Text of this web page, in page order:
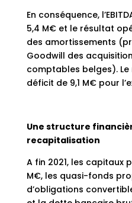
En conséquence,
5,4 M€ et le résultat
des amortissements
Goodwill des
comptables belges).
déficit de 9,1 M€ pour
Une structure
recapitalisation
A fin 2021, les capitaux
M€, les quasi-fonds
d’obligations